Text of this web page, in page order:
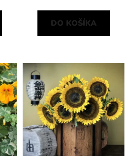
DO KOŠÍKA